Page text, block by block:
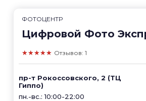
ФОТОЦЕНТР
Цифровой Фото
★★★★★ Отзывов: 1
пр-т Рокоссовского, 2 (ТЦ
Гиппо)
пн.-вс.: 10:00-22:00